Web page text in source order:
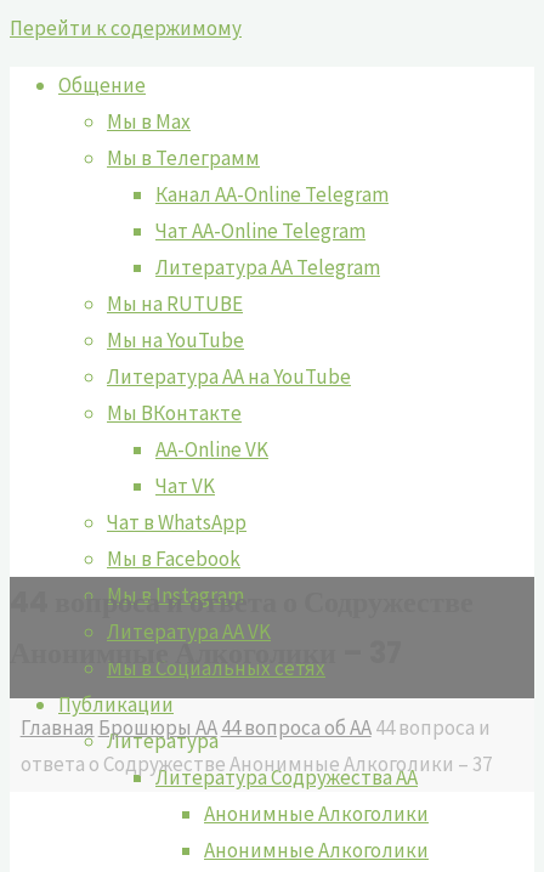
Перейти к содержимому
Общение
Мы в Max
Мы в Телеграмм
Канал AA-Online Telegram
Чат AA-Online Telegram
Литература АА Telegram
Мы на RUTUBE
Мы на YouTube
Литература АА на YouTube
Мы ВКонтакте
AA-Online VK
Чат VK
Чат в WhatsApp
Мы в Facebook
Мы в Instagram
Литература АА VK
Мы в Социальных сетях
Публикации
Литература
Литература Содружества АА
Анонимные Алкоголики
Анонимные Алкоголики
44 вопроса и ответа о Содружестве
Анонимные Алкоголики – 37
Главная Брошюры АА44 вопроса об АА44 вопроса и
ответа о Содружестве Анонимные Алкоголики – 37